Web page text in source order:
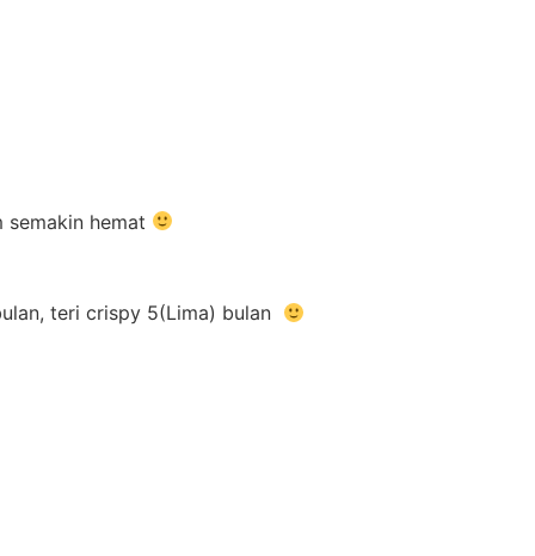
hemat
teri crispy 5(Lima) bulan